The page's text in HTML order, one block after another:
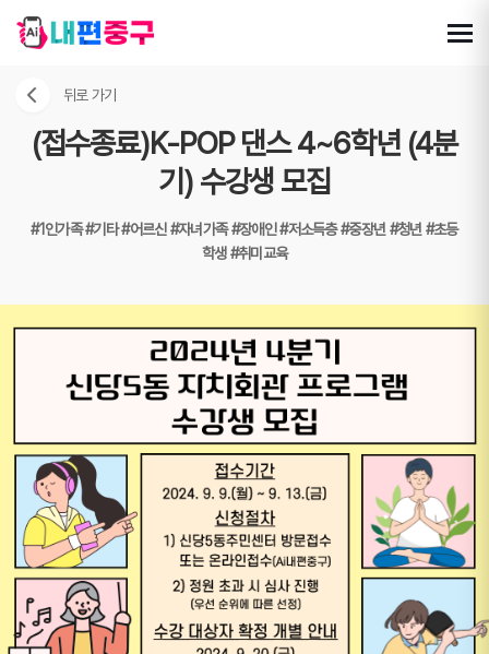
뒤로 가기
(접수종료)K-POP 댄스 4~6학년 (4분
기) 수강생 모집
#1인가족#기타#어르신#자녀가족#장애인#저소득층#중장년#청년#초등
학생#취미교육